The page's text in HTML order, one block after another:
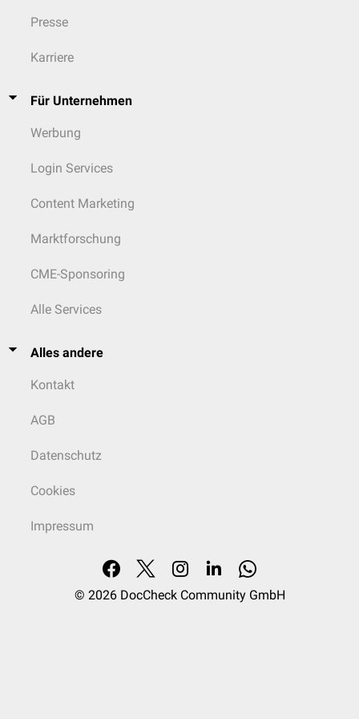
Presse
Karriere
Für Unternehmen
Werbung
Login Services
Content Marketing
Marktforschung
CME-Sponsoring
Alle Services
Alles andere
Kontakt
AGB
Datenschutz
Cookies
Impressum
© 2026 DocCheck Community GmbH